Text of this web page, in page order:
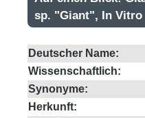
sp. "Giant", In Vitro
Deutscher Name:
Wissenschaftlich:
Synonyme:
Herkunft: